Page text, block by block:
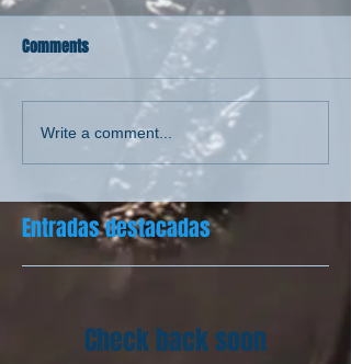
Comments
Write a comment...
Entradas destacadas
Check back soon